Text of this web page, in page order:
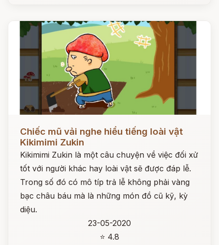
Đọc ngay
Chiếc mũ vải nghe hiểu tiếng loài vật
Kikimimi Zukin
Kikimimi Zukin là một câu chuyện về việc đối xử
tốt với người khác hay loài vật sẽ được đáp lễ.
Trong số đó có mô típ trả lễ không phải vàng
bạc châu báu mà là những món đồ cũ kỹ, kỳ
diệu.
23-05-2020
⭐ 4.8